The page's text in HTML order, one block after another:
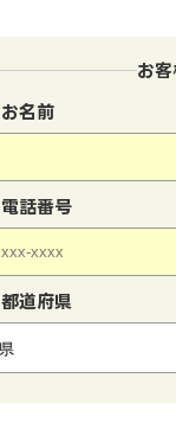
お客
お名前
電話番号
都道府県